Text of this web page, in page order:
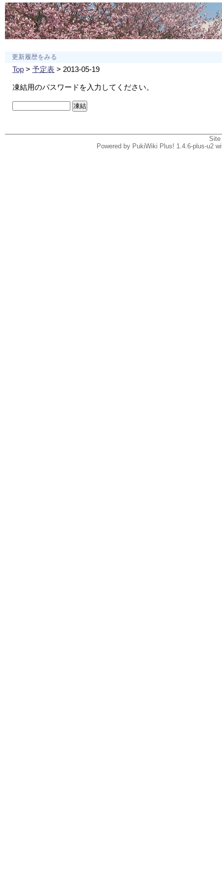
更新履歴をみる
Top> 予定表> 2013-05-19
凍結用のパスワードを入力してください。
Powered by PukiWiki Plus! 1.4.6-plus-u2